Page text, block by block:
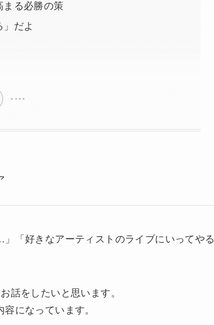
る必勝の策
だよ
「好きなアーティストのライブにいってやる
話をしたいと思います。
になっています。